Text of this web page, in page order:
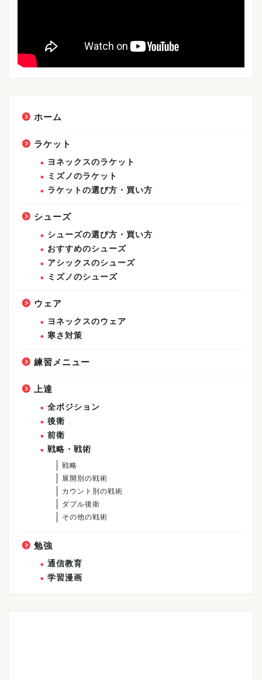
ホーム
ラケット
ヨネックスのラケット
ミズノのラケット
ラケットの選び方・買い方
シューズ
シューズの選び方・買い方
おすすめのシューズ
アシックスのシューズ
ミズノのシューズ
ウェア
ヨネックスのウェア
寒さ対策
練習メニュー
上達
全ポジション
後衛
前衛
戦略・戦術
戦略
展開別の戦術
カウント別の戦術
ダブル後衛
その他の戦術
勉強
通信教育
学習漫画